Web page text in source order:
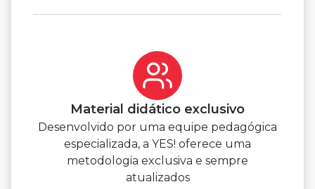
Material didático exclusivo
Desenvolvido por uma equipe pedagógica
especializada, a YES! oferece uma
metodologia exclusiva e sempre
atualizados